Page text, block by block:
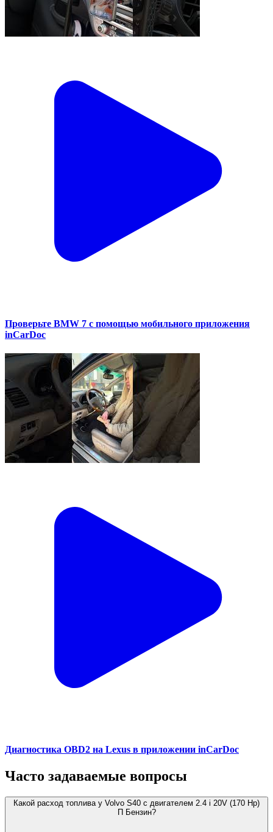
Проверьте BMW 7 с помощью мобильного приложения
inCarDoc
Диагностика OBD2 на Lexus в приложении inCarDoc
Часто задаваемые вопросы
Какой расход топлива у Volvo S40 с двигателем 2.4 i 20V (170 Hp)
П Бензин?